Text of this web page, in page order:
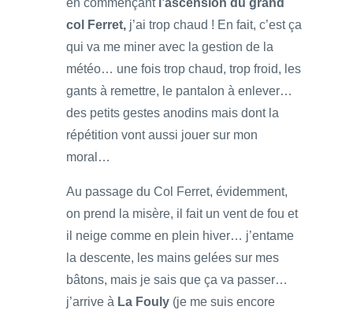
col Ferret, j’ai trop chaud ! En fait, c’est ça
qui va me miner avec la gestion de la
météo… une fois trop chaud, trop froid, les
gants à remettre, le pantalon à enlever…
des petits gestes anodins mais dont la
répétition vont aussi jouer sur mon
moral…
Au passage du Col Ferret, évidemment,
on prend la misère, il fait un vent de fou et
il neige comme en plein hiver… j’entame
la descente, les mains gelées sur mes
bâtons, mais je sais que ça va passer…
j’arrive à La Fouly (je me suis encore